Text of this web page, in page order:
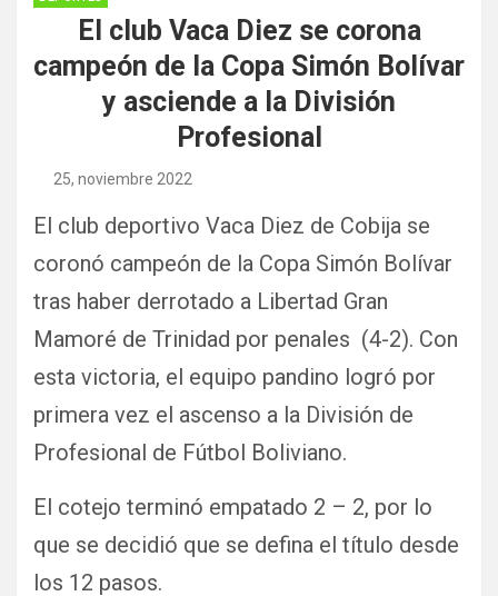
El club Vaca Diez se corona
campeón de la Copa Simón Bolívar
y asciende a la División
Profesional
25, noviembre 2022
El club deportivo Vaca Diez de Cobija se
coronó campeón de la Copa Simón Bolívar
tras haber derrotado a Libertad Gran
Mamoré de Trinidad por penales (4-2). Con
esta victoria, el equipo pandino logró por
primera vez el ascenso a la División de
Profesional de Fútbol Boliviano.
El cotejo terminó empatado 2 – 2, por lo
que se decidió que se defina el título desde
los 12 pasos.